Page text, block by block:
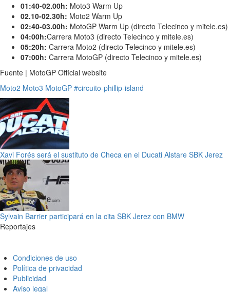
01:40-02.00h: Moto3 Warm Up
02.10-02.30h: Moto2 Warm Up
02:40-03.00h: MotoGP Warm Up (directo Telecinco y mitele.es)
04:00h:Carrera Moto3 (directo Telecinco y mitele.es)
05:20h: Carrera Moto2 (directo Telecinco y mitele.es)
07:00h: Carrera MotoGP (directo Telecinco y mitele.es)
Fuente | MotoGP Official website
Moto2 Moto3 MotoGP #circuito-phillip-island
Xavi Forés será el sustituto de Checa en el Ducati Alstare SBK Jerez
Sylvain Barrier participará en la cita SBK Jerez con BMW
Reportajes
Condiciones de uso
Política de privacidad
Publicidad
Aviso legal